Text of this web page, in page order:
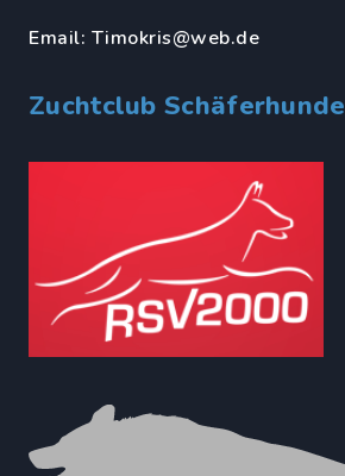
Email: Timokris@web.de
Zuchtclub Schäferhunde